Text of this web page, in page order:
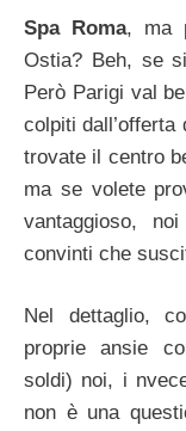
Spa Roma, ma
Ostia? Beh, se
Però Parigi val
colpiti dall’offerta
trovate il centro
ma se volete
vantaggioso,
convinti che
Nel dettaglio,
proprie ansie
soldi) noi, i
non è una